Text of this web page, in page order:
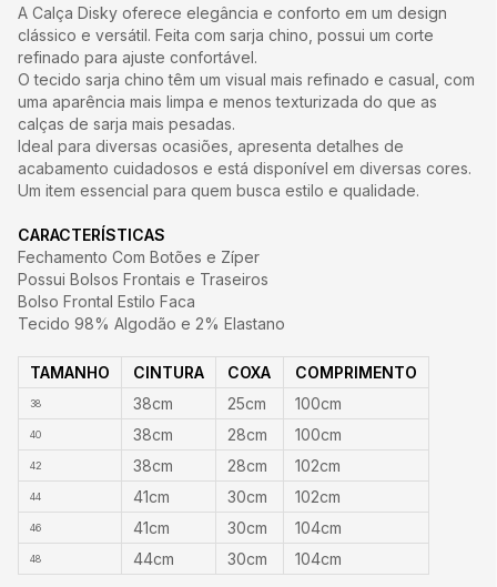
A Calça Disky oferece elegância e conforto em um design
clássico e versátil. Feita com sarja chino, possui um corte
refinado para ajuste confortável.
O tecido sarja chino têm um visual mais refinado e casual, com
uma aparência mais limpa e menos texturizada do que as
calças de sarja mais pesadas.
Ideal para diversas ocasiões, apresenta detalhes de
acabamento cuidadosos e está disponível em diversas cores.
Um item essencial para quem busca estilo e qualidade.
CARACTERÍSTICAS
Fechamento Com Botões e Zíper
Possui Bolsos Frontais e Traseiros
Bolso Frontal Estilo Faca
Tecido 98% Algodão e 2% Elastano
TAMANHO CINTURA COXA COMPRIMENTO
38 38cm 25cm 100cm
40 38cm 28cm 100cm
42 38cm 28cm 102cm
44 41cm 30cm 102cm
46 41cm 30cm 104cm
48 44cm 30cm 104cm